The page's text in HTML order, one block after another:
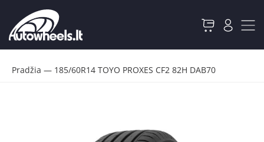
Pradžia — 185/60R14 TOYO PROXES CF2 82H DAB70